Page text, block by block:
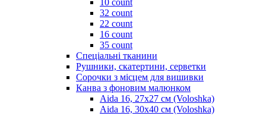
32 count
22 count
16 count
35 count
Спеціальні тканини
Рушники, скатертини, серветки
Сорочки з місцем для вишивки
Канва з фоновим малюнком
Aida 16, 27х27 см (Voloshka)
Aida 16, 30х40 см (Voloshka)